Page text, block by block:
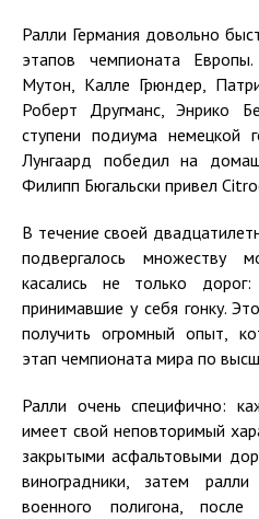
Ралли Германия довольно
этапов чемпионата
Мутон, Калле Грюндер,
Роберт Другманс, Энрико
ступени подиума немецкой
Лунгаард победил на
Филипп Бюгальски привел
В течение своей
подвергалось множеству
касались не только
принимавшие у себя гонку.
получить огромный опыт,
этап чемпионата мира по
Ралли очень специфично:
имеет свой неповторимый
закрытыми асфальтовыми
виноградники, затем
военного полигона,